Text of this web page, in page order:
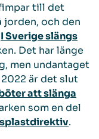
till det
jorden, och den
I Sverige slängs
Det har länge
men undantaget
2022 är det slut
att slänga
som en del
.